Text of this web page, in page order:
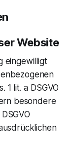
Website
eingewilligt
1 lit. a DSGVO
besondere